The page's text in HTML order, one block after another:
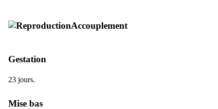
Accouplement
Gestation
23 jours.
Mise bas